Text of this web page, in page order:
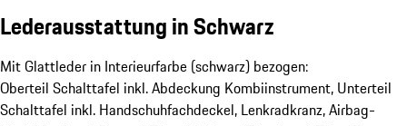
Lederausstattung in Schwarz
Mit Glattleder in Interieurfarbe (schwarz) bezogen:
Oberteil Schalttafel inkl. Abdeckung Kombiinstrument, Unterteil
Schalttafel inkl. Handschuhfachdeckel, Lenkradkranz, Airbag-